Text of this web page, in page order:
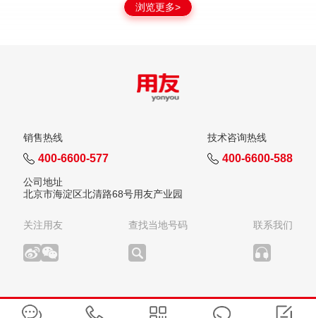
浏览更多>
销售热线
400-6600-577
技术咨询热线
400-6600-588
公司地址
北京市海淀区北清路68号用友产业园
关注用友 查找当地号码 联系我们
版权所有：用友网络科技股份有限公司